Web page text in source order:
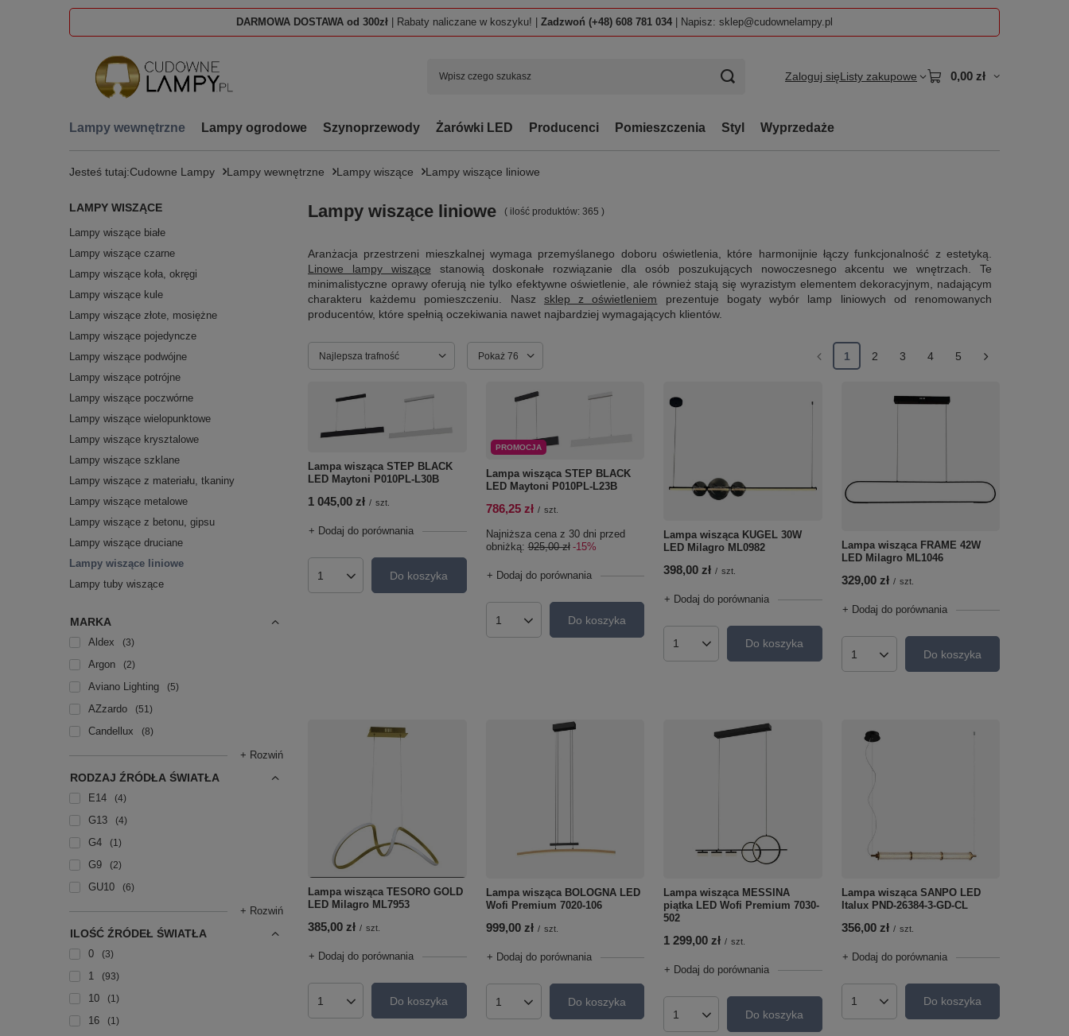
DARMOWA DOSTAWA od 300zł | Rabaty naliczane w koszyku! | Zadzwoń (+48) 608 781 034 | Napisz: sklep@cudownelampy.pl
Zaloguj sięListy zakupowe 0,00 zł
Lampy wewnętrzne Lampy ogrodowe Szynoprzewody Żarówki LED Producenci Pomieszczenia Styl Wyprzedaże
Jesteś tutaj:Cudowne Lampy Lampy wewnętrzne Lampy wiszące Lampy wiszące liniowe
LAMPY WISZĄCE
Lampy wiszące białe
Lampy wiszące czarne
Lampy wiszące koła, okręgi
Lampy wiszące kule
Lampy wiszące złote, mosiężne
Lampy wiszące pojedyncze
Lampy wiszące podwójne
Lampy wiszące potrójne
Lampy wiszące poczwórne
Lampy wiszące wielopunktowe
Lampy wiszące krysztalowe
Lampy wiszące szklane
Lampy wiszące z materiału, tkaniny
Lampy wiszące metalowe
Lampy wiszące z betonu, gipsu
Lampy wiszące druciane
Lampy wiszące liniowe
Lampy tuby wiszące
MARKA
Aldex 3
Argon 2
Aviano Lighting 5
AZzardo 51
Candellux 8
+ Rozwiń
RODZAJ ŹRÓDŁA ŚWIATŁA
E14 4
G13 4
G4 1
G9 2
GU10 6
+ Rozwiń
ILOŚĆ ŹRÓDEŁ ŚWIATŁA
0 3
1 93
10 1
16 1
Lampy wiszące liniowe ( ilość produktów: 365 )
Aranżacja przestrzeni mieszkalnej wymaga przemyślanego doboru oświetlenia, które harmonijnie łączy funkcjonalność z estetyką.
Linowe lampy wiszące stanowią doskonałe rozwiązanie dla osób poszukujących nowoczesnego akcentu we wnętrzach. Te
minimalistyczne oprawy oferują nie tylko efektywne oświetlenie, ale również stają się wyrazistym elementem dekoracyjnym, nadającym
charakteru każdemu pomieszczeniu. Nasz sklep z oświetleniem prezentuje bogaty wybór lamp liniowych od renomowanych
producentów, które spełnią oczekiwania nawet najbardziej wymagających klientów.
Zmień sortowanie
Najlepsza trafność Zmień ilość wyświetlanych produktów
Pokaż 76 1 2 3 4 5
Lampa wisząca STEP BLACK
LED Maytoni P010PL-L30B
1 045,00 zł / szt.
+ Dodaj do porównania
Ilość produktówDo koszyka
PROMOCJA
Lampa wisząca STEP BLACK
LED Maytoni P010PL-L23B
786,25 zł / szt.
Najniższa cena z 30 dni przed
obniżką:925,00 zł -15%
+ Dodaj do porównania
Ilość produktówDo koszyka
Lampa wisząca KUGEL 30W
LED Milagro ML0982
398,00 zł / szt.
+ Dodaj do porównania
Ilość produktówDo koszyka
Lampa wisząca FRAME 42W
LED Milagro ML1046
329,00 zł / szt.
+ Dodaj do porównania
Ilość produktówDo koszyka
Lampa wisząca TESORO GOLD
LED Milagro ML7953
385,00 zł / szt.
+ Dodaj do porównania
Ilość produktówDo koszyka
Lampa wisząca BOLOGNA LED
Wofi Premium 7020-106
999,00 zł / szt.
+ Dodaj do porównania
Ilość produktówDo koszyka
Lampa wisząca MESSINA
piątka LED Wofi Premium 7030-
502
1 299,00 zł / szt.
+ Dodaj do porównania
Ilość produktówDo koszyka
Lampa wisząca SANPO LED
Italux PND-26384-3-GD-CL
356,00 zł / szt.
+ Dodaj do porównania
Ilość produktówDo koszyka